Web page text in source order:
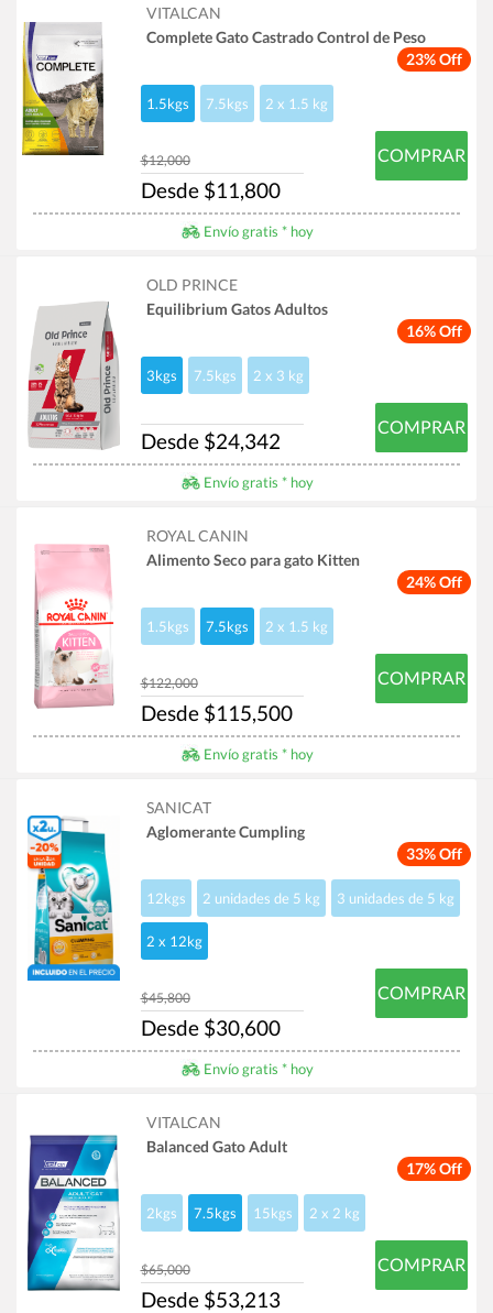
23% Off
VITALCAN
Complete Gato Castrado Control de Peso
1.5kgs 7.5kgs 2 x 1.5 kg
$12,000
Desde $11,800
COMPRAR
Envío gratis * hoy
16% Off
OLD PRINCE
Equilibrium Gatos Adultos
3kgs 7.5kgs 2 x 3 kg
Desde $24,342
COMPRAR
Envío gratis * hoy
24% Off
ROYAL CANIN
Alimento Seco para gato Kitten
1.5kgs 7.5kgs 2 x 1.5 kg
$122,000
Desde $115,500
COMPRAR
Envío gratis * hoy
33% Off
SANICAT
Aglomerante Cumpling
12kgs 2 unidades de 5 kg 3 unidades de 5 kg
2 x 12kg
$45,800
Desde $30,600
COMPRAR
Envío gratis * hoy
17% Off
VITALCAN
Balanced Gato Adult
2kgs 7.5kgs 15kgs 2 x 2 kg
$65,000
Desde $53,213
COMPRAR